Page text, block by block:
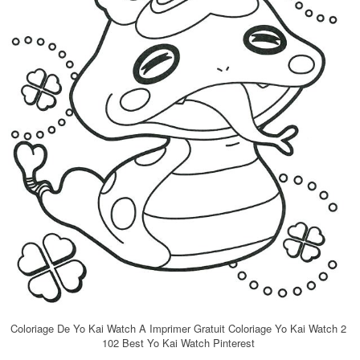
Coloriage De Yo Kai Watch A Imprimer Gratuit Coloriage Yo Kai Watch 2
102 Best Yo Kai Watch Pinterest